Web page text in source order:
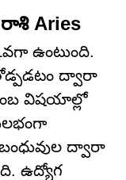
Aries
ఉంటుంది.
ద్వారా
విషయాల్లో
ద్వారా
ఉద్యోగ